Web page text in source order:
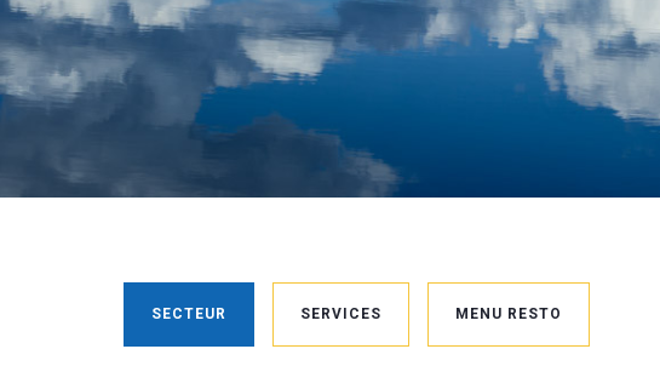
SECTEUR SERVICES MENU RESTO